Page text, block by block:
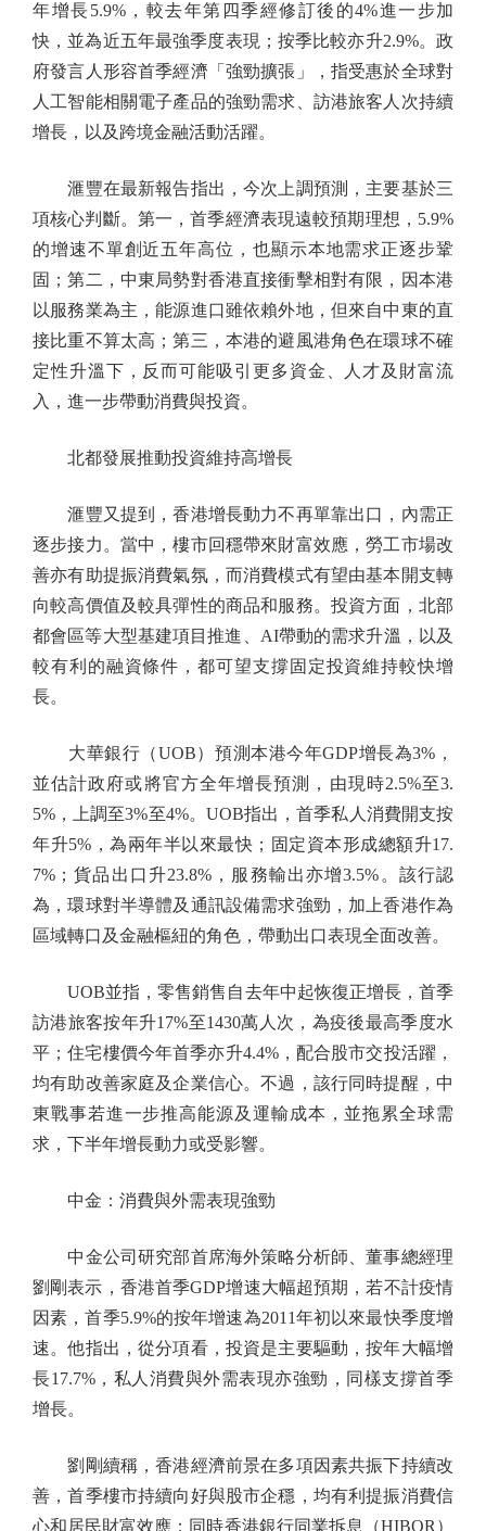
年增長5.9%，較去年第四季經修訂後的4%進一步加
快，並為近五年最強季度表現；按季比較亦升2.9%。政
府發言人形容首季經濟「強勁擴張」，指受惠於全球對
人工智能相關電子產品的強勁需求、訪港旅客人次持續
增長，以及跨境金融活動活躍。
滙豐在最新報告指出，今次上調預測，主要基於三
項核心判斷。第一，首季經濟表現遠較預期理想，5.9%
的增速不單創近五年高位，也顯示本地需求正逐步鞏
固；第二，中東局勢對香港直接衝擊相對有限，因本港
以服務業為主，能源進口雖依賴外地，但來自中東的直
接比重不算太高；第三，本港的避風港角色在環球不確
定性升溫下，反而可能吸引更多資金、人才及財富流
入，進一步帶動消費與投資。
北都發展推動投資維持高增長
滙豐又提到，香港增長動力不再單靠出口，內需正
逐步接力。當中，樓市回穩帶來財富效應，勞工市場改
善亦有助提振消費氣氛，而消費模式有望由基本開支轉
向較高價值及較具彈性的商品和服務。投資方面，北部
都會區等大型基建項目推進、AI帶動的需求升溫，以及
較有利的融資條件，都可望支撐固定投資維持較快增
長。
大華銀行（UOB）預測本港今年GDP增長為3%，
並估計政府或將官方全年增長預測，由現時2.5%至3.
5%，上調至3%至4%。UOB指出，首季私人消費開支按
年升5%，為兩年半以來最快；固定資本形成總額升17.
7%；貨品出口升23.8%，服務輸出亦增3.5%。該行認
為，環球對半導體及通訊設備需求強勁，加上香港作為
區域轉口及金融樞紐的角色，帶動出口表現全面改善。
UOB並指，零售銷售自去年中起恢復正增長，首季
訪港旅客按年升17%至1430萬人次，為疫後最高季度水
平；住宅樓價今年首季亦升4.4%，配合股市交投活躍，
均有助改善家庭及企業信心。不過，該行同時提醒，中
東戰事若進一步推高能源及運輸成本，並拖累全球需
求，下半年增長動力或受影響。
中金：消費與外需表現強勁
中金公司研究部首席海外策略分析師、董事總經理
劉剛表示，香港首季GDP增速大幅超預期，若不計疫情
因素，首季5.9%的按年增速為2011年初以來最快季度增
速。他指出，從分項看，投資是主要驅動，按年大幅增
長17.7%，私人消費與外需表現亦強勁，同樣支撐首季
增長。
劉剛續稱，香港經濟前景在多項因素共振下持續改
善，首季樓市持續向好與股市企穩，均有利提振消費信
心和居民財富效應；同時香港銀行同業拆息（HIBOR）